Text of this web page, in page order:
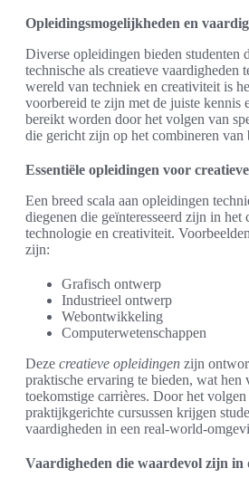
Opleidingsmogelijkheden en
Diverse opleidingen bieden studenten
technische als creatieve vaardigheden
wereld van techniek en creativiteit is
voorbereid te zijn met de juiste kennis
bereikt worden door het volgen van
die gericht zijn op het combineren van
Essentiële opleidingen voor
Een breed scala aan opleidingen
diegenen die geïnteresseerd zijn in het
technologie en creativiteit.
zijn:
Grafisch ontwerp
Industrieel ontwerp
Webontwikkeling
Computerwetenschappen
Deze creatieve opleidingen zijn
praktische ervaring te bieden, wat hen
toekomstige carrières. Door het volgen
praktijkgerichte cursussen krijgen
vaardigheden in een real-world-
Vaardigheden die waardevol zijn in